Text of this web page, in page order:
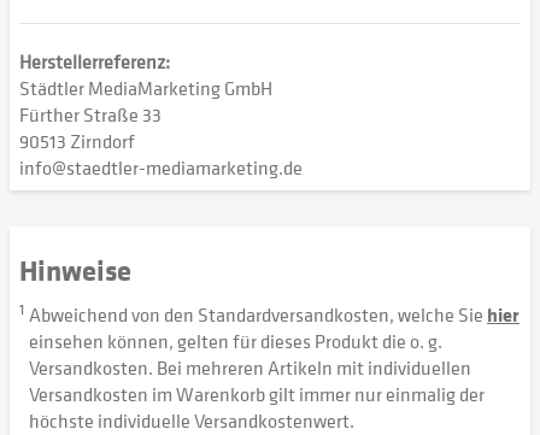
Herstellerreferenz:
Städtler MediaMarketing GmbH
Fürther Straße 33
90513 Zirndorf
info@staedtler-mediamarketing.de
Hinweise
1 Abweichend von den Standardversandkosten, welche Sie hier
einsehen können, gelten für dieses Produkt die o. g.
Versandkosten. Bei mehreren Artikeln mit individuellen
Versandkosten im Warenkorb gilt immer nur einmalig der
höchste individuelle Versandkostenwert.